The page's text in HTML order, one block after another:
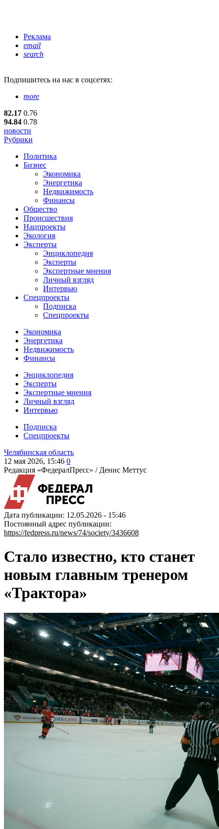
Реклама
email
search
Подпишитесь на нас в соцсетях:
more
82.17 0.76
94.84 0.78
новости
Рубрики
Политика
Бизнес
Экономика
Энергетика
Недвижимость
Финансы
Общество
Происшествия
Нацпроекты
Экология
Эксперты
Энциклопедия
Эксперты
Экспертные мнения
Личный взгляд
Интервью
Спецпроекты
Подписка
Спецпроекты
Экономика
Энергетика
Недвижимость
Финансы
Энциклопедия
Эксперты
Экспертные мнения
Личный взгляд
Интервью
Подписка
Спецпроекты
Челябинская область
12 мая 2026, 15:46 0
Редакция «ФедералПресс» / Денис Меттус
Дата публикации: 12.05.2026 - 15:46
Постоянный адрес публикации:
https://fedpress.ru/news/74/society/3436608
Стало известно, кто станет
новым главным тренером
«Трактора»